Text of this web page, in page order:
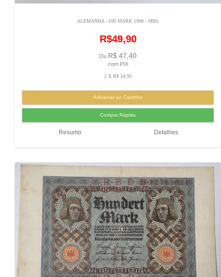
ALEMANHA - 100 MARK 1908 - MBS
R$49,90
Ou R$ 47,40
com PIX
2 X R$ 24,95
Resumo Detalhes